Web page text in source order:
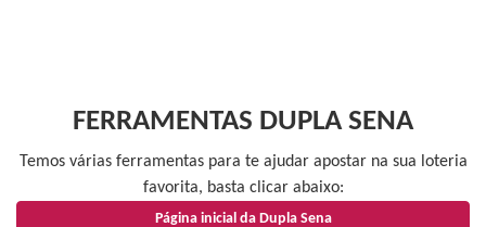
FERRAMENTAS DUPLA SENA
Temos várias ferramentas para te ajudar apostar na sua loteria
favorita, basta clicar abaixo:
Página inicial da Dupla Sena